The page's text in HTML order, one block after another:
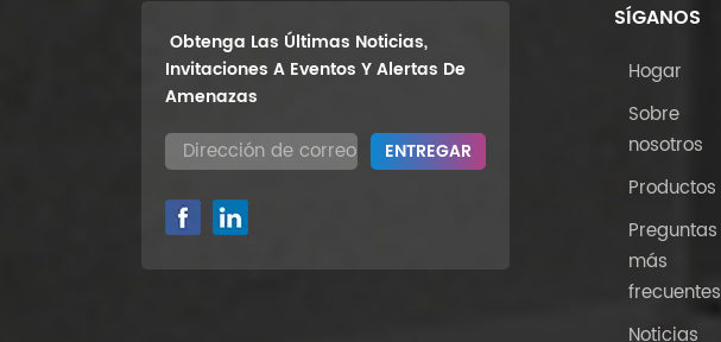
Obtenga Las Últimas Noticias,
Invitaciones A Eventos Y Alertas De
Amenazas
SÍGANOS
Hogar
Sobre
nosotros
Productos
Preguntas
más
frecuentes
Noticias